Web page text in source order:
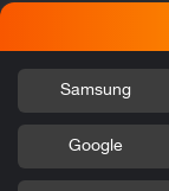
Samsung
Google